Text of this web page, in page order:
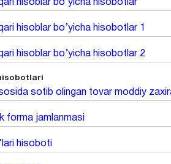
hisoblar bo’yicha hisobotlar
hisoblar bo’yicha hisobotlar 1
hisoblar bo’yicha hisobotlar 2
sotib olingan tovar moddiy
forma jamlanmasi
hisoboti